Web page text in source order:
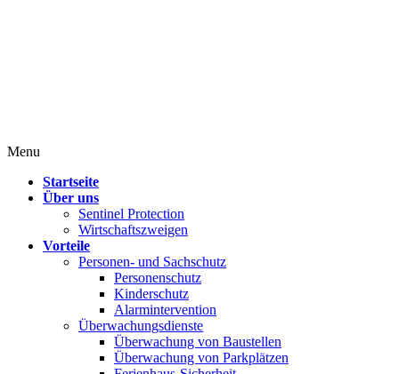
Menu
Startseite
Über uns
Sentinel Protection
Wirtschaftszweigen
Vorteile
Personen- und Sachschutz
Personenschutz
Kinderschutz
Alarmintervention
Überwachungsdienste
Überwachung von Baustellen
Überwachung von Parkplätzen